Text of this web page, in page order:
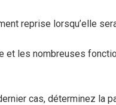
reprise lorsqu’elle
et les nombreuses
cas, déterminez la